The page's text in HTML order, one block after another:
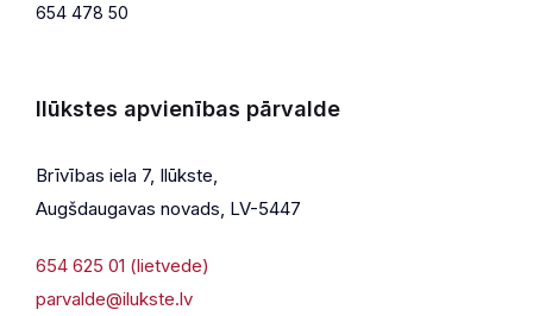
654 478 50
Ilūkstes apvienības pārvalde
Brīvības iela 7, Ilūkste,
Augšdaugavas novads, LV-5447
654 625 01 (lietvede)
parvalde@ilukste.lv